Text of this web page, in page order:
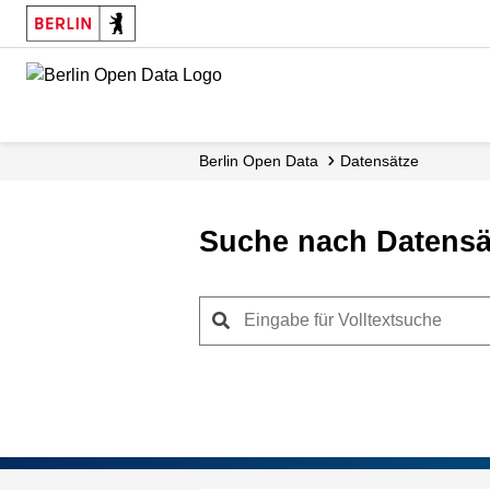
Skip
main
Berlin Open Data Datensätze
Suche nach